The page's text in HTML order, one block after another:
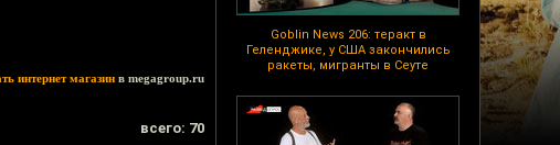
Goblin News 206: теракт в
Геленджике, у США закончились
ракеты, мигранты в Сеуте
интернет магазин в megagroup.ru
всего: 70